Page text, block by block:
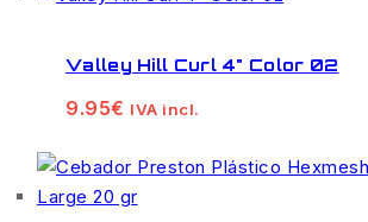
Valley Hill Curl 4" Color 02
9.95€ IVA incl.